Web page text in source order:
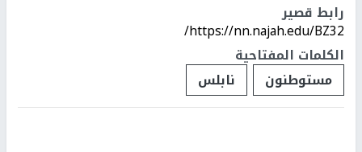
رابط قصير
https://nn.najah.edu/BZ32/
الكلمات المفتاحية
مستوطنون
نابلس